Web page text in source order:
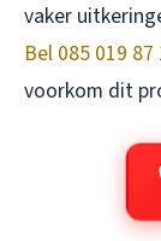
vaker
Bel 085 019 87
voorkom dit